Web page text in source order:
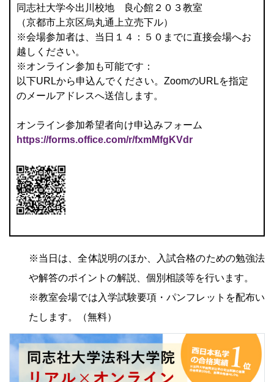
同志社大学今出川校地 良心館２０３教室
（京都市上京区烏丸通上立売下ル）
※会場参加者は、当日１４：５０までに直接会場へお
越しください。
※オンライン参加も可能です：
以下URLから申込んでください。ZoomのURLを指定
のメールアドレスへ送信します。
オンライン参加希望者向け申込みフォーム
https://forms.office.com/r/fxmMfgKVdr
※当日は、全体説明のほか、入試合格のための勉強法
や解答のポイントの解説、個別相談等を行います。
※教室会場では入学試験要項・パンフレットを配布い
たします。（無料）